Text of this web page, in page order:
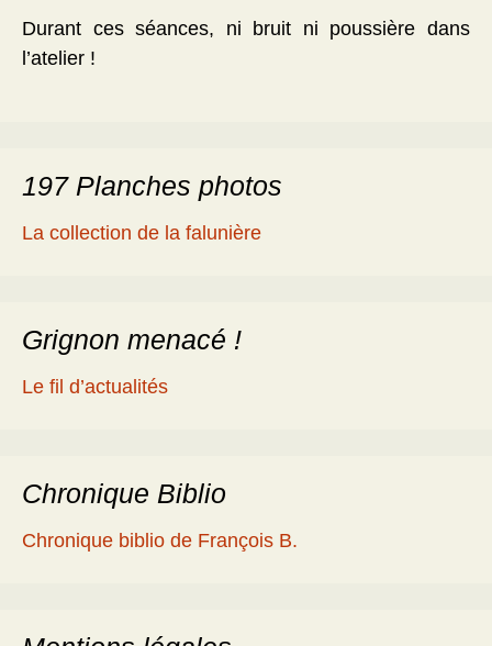
Durant ces séances, ni bruit ni poussière dans
l’atelier !
197 Planches photos
La collection de la falunière
Grignon menacé !
Le fil d’actualités
Chronique Biblio
Chronique biblio de François B.